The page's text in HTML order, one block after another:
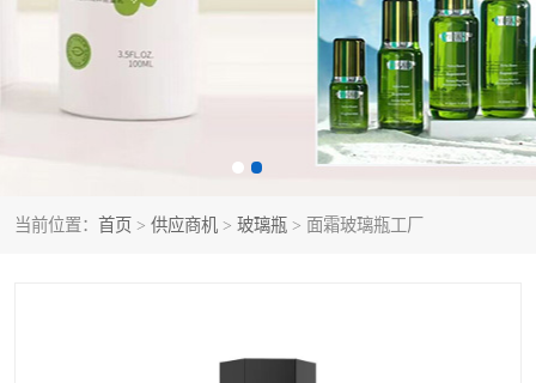
当前位置： 首页 > 供应商机 > 玻璃瓶 > 面霜玻璃瓶工厂